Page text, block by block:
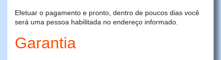
Efetuar o pagamento e pronto, dentro de poucos dias você
será uma pessoa habilitada no endereço informado.
Garantia